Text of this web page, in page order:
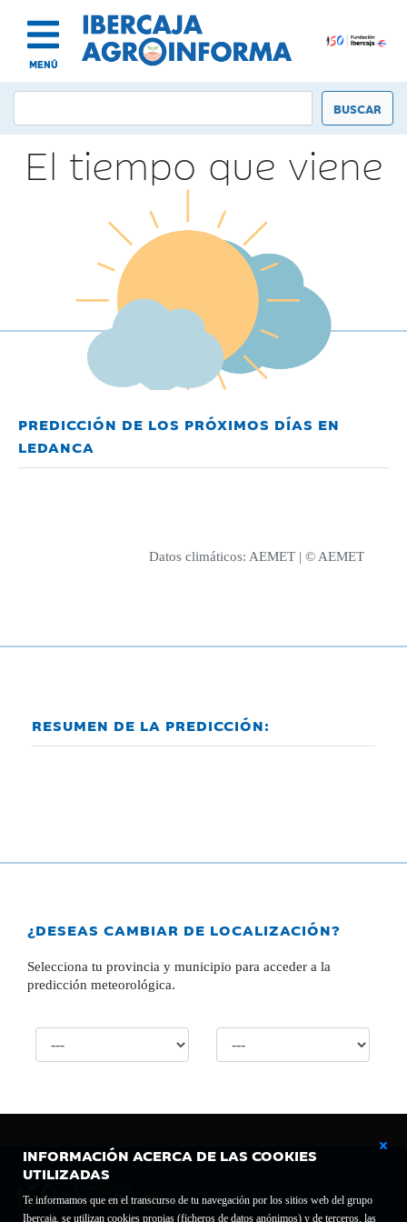
MENÚ
INFORMACIÓN ACERCA DE LAS COOKIES
UTILIZADAS
Te informamos que en el transcurso de tu navegación por los sitios web del grupo
Ibercaja, se utilizan cookies propias (ficheros de datos anónimos) y de terceros, las
El tiempo que viene
PREDICCIÓN DE LOS PRÓXIMOS DÍAS EN
LEDANCA
Datos climáticos: AEMET | © AEMET
RESUMEN DE LA PREDICCIÓN:
¿DESEAS CAMBIAR DE LOCALIZACIÓN?
Selecciona tu provincia y municipio para acceder a la
predicción meteorológica.